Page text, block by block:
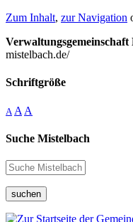
Zum Inhalt, zur Navigation
Verwaltungsgemeinschaft
mistelbach.de/
Schriftgröße
A A A
Suche Mistelbach
suchen